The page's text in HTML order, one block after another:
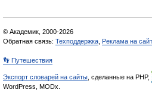
© Академик, 2000-2026
Обратная связь: Техподдержка Реклама на
👣 Путешествия
Экспорт словарей на сайты , сделанные на PHP,
WordPress, MODx.